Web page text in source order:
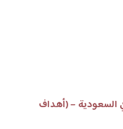
السعودية – (أهداف